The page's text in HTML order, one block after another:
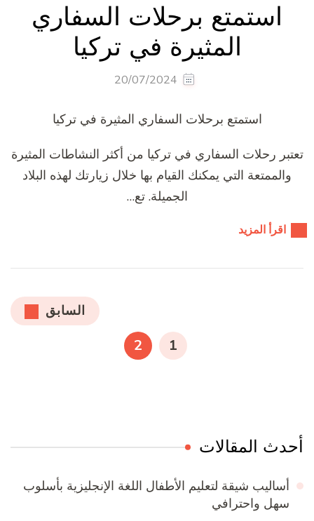
استمتع برحلات السفاري
المثيرة في تركيا
20/07/2024
استمتع برحلات السفاري المثيرة في تركيا
تعتبر رحلات السفاري في تركيا من أكثر النشاطات المثيرة
والممتعة التي يمكنك القيام بها خلال زيارتك لهذه البلاد
الجميلة. تع…
اقرأ المزيد
السابق
صفحة
1 صفحة
2
أحدث المقالات
أساليب شيقة لتعليم الأطفال اللغة الإنجليزية بأسلوب
سهل واحترافي